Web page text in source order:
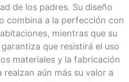
de los padres. Su diseño
combina a la perfección con
mientras que su
que resistirá el uso
materiales y la fabricación
aún más su valor a